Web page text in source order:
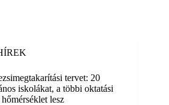
tervet: 20
iskolákat, a többi oktatási
lesz